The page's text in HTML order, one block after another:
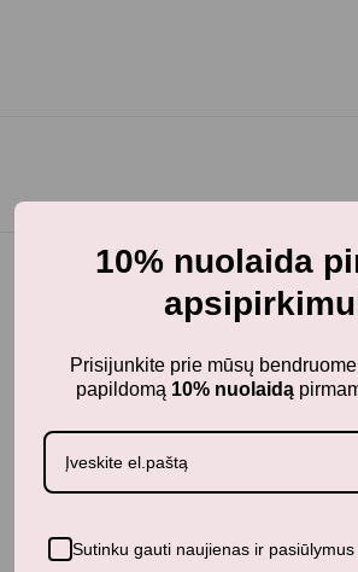
kokybiškus ir stilingus daiktus savo
Parduotuvė
Aksesuarai
Apranga
Pažaiskime
10% nuolaida
Prisijunkite prie mūsų
papildomą 10% nuolaidą
Sutinku gauti naujienas ir pasiūlymus